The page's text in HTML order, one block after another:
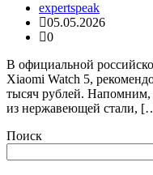
expertspeak
05.05.2026
0
В официальной
Xiaomi Watch 5,
тысяч рублей. Напомним,
из нержавеющей стали,
Поиск